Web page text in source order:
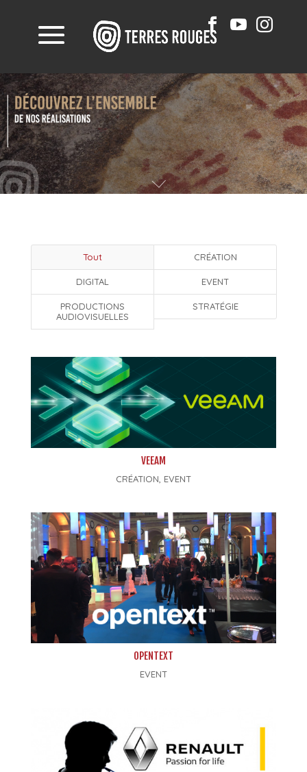
Tout CRÉATION
DIGITAL EVENT
PRODUCTIONS
AUDIOVISUELLES
STRATÉGIE
VEEAM
CRÉATION EVENT
OPENTEXT
EVENT